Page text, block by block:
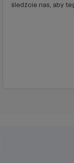
śledźcie nas, aby